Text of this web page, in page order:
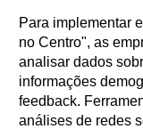
Para implementar
no Centro", as
analisar dados
informações
feedback.
análises de redes